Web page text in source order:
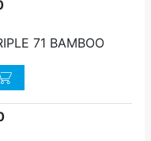
71 BAMBOO
quantité
quantité